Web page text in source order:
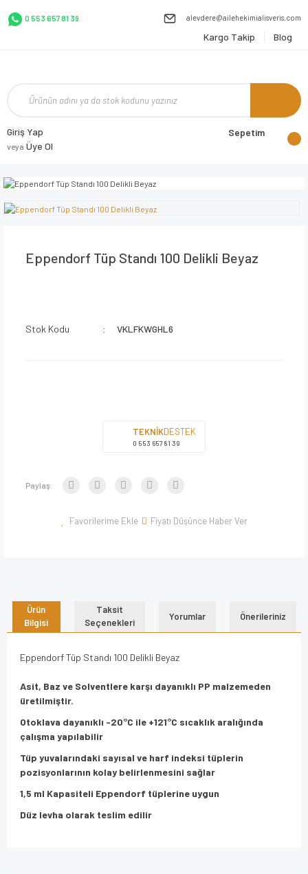
0 553 657 81 39 alevdere@ailehekimialisveris.com
Kargo Takip Blog
Giriş Yap
veya Üye Ol
Sepetim
Eppendorf Tüp Standı 100 Delikli Beyaz
Stok Kodu VKLFKWGHL6
TEKNİKDESTEK
0 553 657 81 39
Paylaş:
Fiyatı Düşünce Haber Ver
Ürün
Bilgisi
Taksit
Seçenekleri
Yorumlar Önerileriniz
Eppendorf Tüp Standı 100 Delikli Beyaz
Asit, Baz ve Solventlere karşı dayanıklı PP malzemeden
üretilmiştir.
Otoklava dayanıklı -20°C ile +121°C sıcaklık aralığında
çalışma yapılabilir
Tüp yuvalarındaki sayısal ve harf indeksi tüplerin
pozisyonlarının kolay belirlenmesini sağlar
1,5 ml Kapasiteli Eppendorf tüplerine uygun
Düz levha olarak teslim edilir